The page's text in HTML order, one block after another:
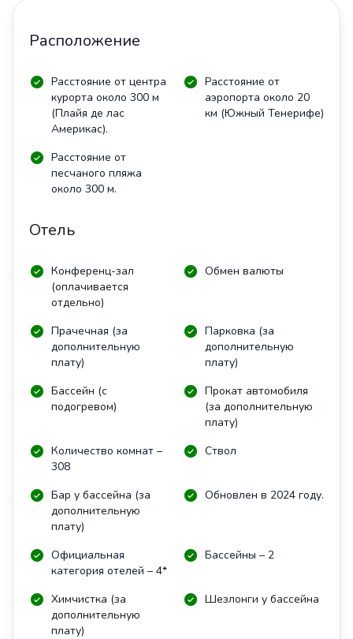
Расположение
Расстояние от центра
курорта около 300 м
(Плайя де лас
Америкас).
Расстояние от
аэропорта около 20
км (Южный Тенерифе)
Расстояние от
песчаного пляжа
около 300 м.
Отель
Конференц-зал
(оплачивается
отдельно)
Обмен валюты
Прачечная (за
дополнительную
плату)
Парковка (за
дополнительную
плату)
Бассейн (с
подогревом)
Прокат автомобиля
(за дополнительную
плату)
Количество комнат –
308
Ствол
Бар у бассейна (за
дополнительную
плату)
Обновлен в 2024 году.
Официальная
категория отелей – 4*
Бассейны – 2
Химчистка (за
дополнительную
плату)
Шезлонги у бассейна